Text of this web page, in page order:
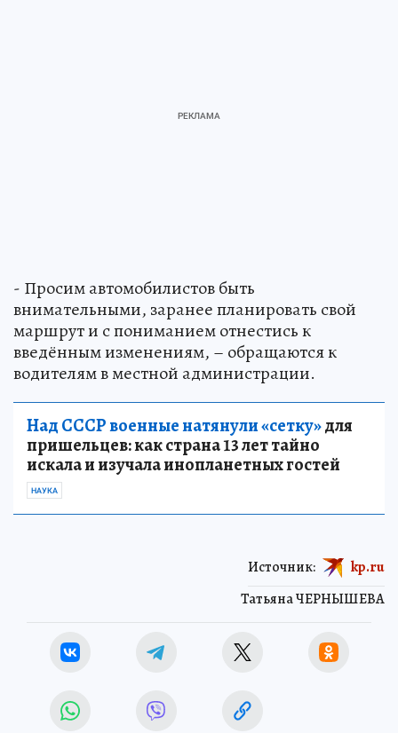
- Просим автомобилистов быть
внимательными, заранее планировать свой
маршрут и с пониманием отнестись к
введённым изменениям, – обращаются к
водителям в местной администрации.
Над СССР военные натянули «сетку»для
пришельцев: как страна 13 лет тайно
искала и изучала инопланетных гостей
НАУКА
Татьяна ЧЕРНЫШЕВА
Источник: kp.ru